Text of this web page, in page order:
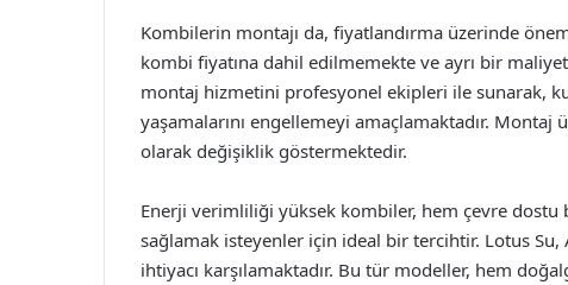
Kombilerin montajı da, fiyatlandırma üzerinde
kombi fiyatına dahil edilmemekte ve ayrı bir maliyet
montaj hizmetini profesyonel ekipleri ile sunarak,
yaşamalarını engellemeyi amaçlamaktadır. Montaj
olarak değişiklik göstermektedir.
Enerji verimliliği yüksek kombiler, hem çevre
sağlamak isteyenler için ideal bir tercihtir. Lotus
ihtiyacı karşılamaktadır. Bu tür modeller, hem